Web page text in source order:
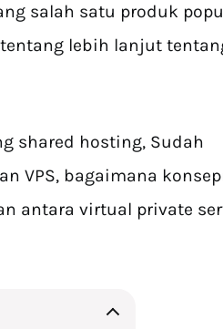
salah satu produk
lebih lanjut
shared hosting, Sudah
VPS, bagaimana
antara virtual private